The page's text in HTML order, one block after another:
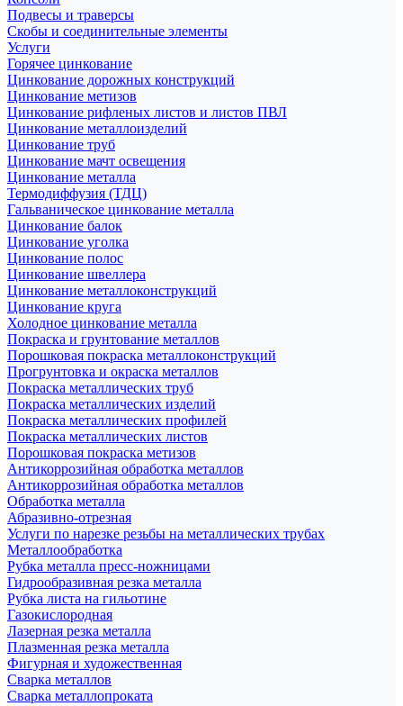
Подвесы и траверсы
Скобы и соединительные элементы
Услуги
Горячее цинкование
Цинкование дорожных конструкций
Цинкование метизов
Цинкование рифленых листов и листов ПВЛ
Цинкование металлоизделий
Цинкование труб
Цинкование мачт освещения
Цинкование металла
Термодиффузия (ТДЦ)
Гальваническое цинкование металла
Цинкование балок
Цинкование уголка
Цинкование полос
Цинкование швеллера
Цинкование металлоконструкций
Цинкование круга
Холодное цинкование металла
Покраска и грунтование металлов
Порошковая покраска металлоконструкций
Прогрунтовка и окраска металлов
Покраска металлических труб
Покраска металлических изделий
Покраска металлических профилей
Покраска металлических листов
Порошковая покраска метизов
Антикоррозийная обработка металлов
Антикоррозийная обработка металлов
Обработка металла
Абразивно-отрезная
Услуги по нарезке резьбы на металлических трубах
Металлообработка
Рубка металла пресс-ножницами
Гидрообразивная резка металла
Рубка листа на гильотине
Газокислородная
Лазерная резка металла
Плазменная резка металла
Фигурная и художественная
Сварка металлов
Сварка металлопроката